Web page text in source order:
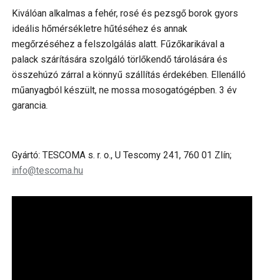
Kiválóan alkalmas a fehér, rosé és pezsgő borok gyors
ideális hőmérsékletre hűtéséhez és annak
megőrzéséhez a felszolgálás alatt. Fűzőkarikával a
palack szárítására szolgáló törlőkendő tárolására és
összehúzó zárral a könnyű szállítás érdekében. Ellenálló
műanyagból készült, ne mossa mosogatógépben. 3 év
garancia.
Gyártó: TESCOMA s. r. o., U Tescomy 241, 760 01 Zlín;
info@tescoma.hu